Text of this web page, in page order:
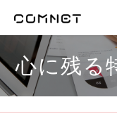
心に残る